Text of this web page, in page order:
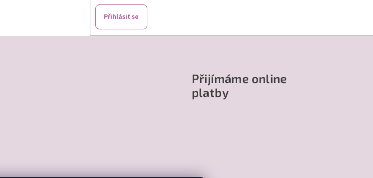
Přihlásit se
Přijímáme online
platby